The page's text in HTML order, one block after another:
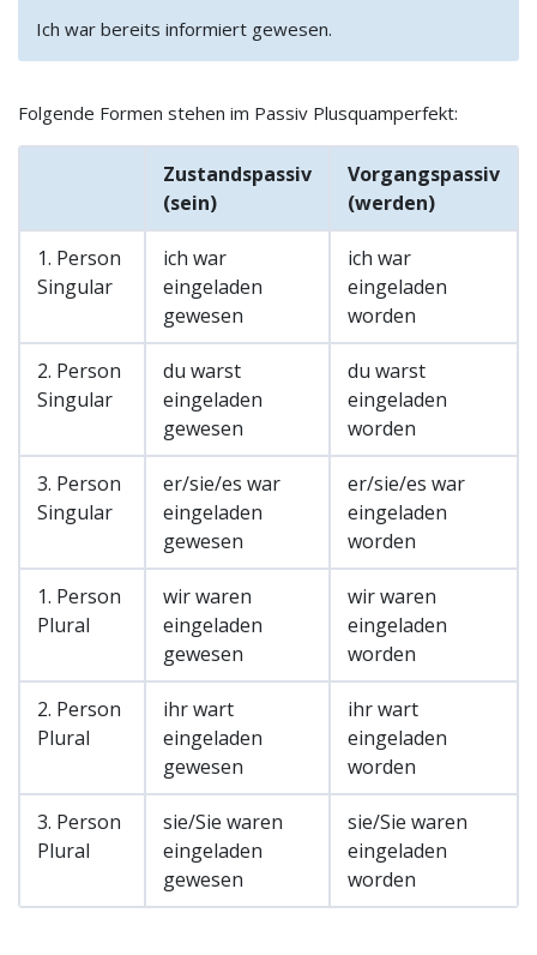
Ich war bereits informiert gewesen.
Folgende Formen stehen im Passiv Plusquamperfekt:
Zustandspassiv
(sein)
Vorgangspassiv
(werden)
1. Person
Singular
ich war
eingeladen
gewesen
ich war
eingeladen
worden
2. Person
Singular
du warst
eingeladen
gewesen
du warst
eingeladen
worden
3. Person
Singular
er/sie/es war
eingeladen
gewesen
er/sie/es war
eingeladen
worden
1. Person
Plural
wir waren
eingeladen
gewesen
wir waren
eingeladen
worden
2. Person
Plural
ihr wart
eingeladen
gewesen
ihr wart
eingeladen
worden
3. Person
Plural
sie/Sie waren
eingeladen
gewesen
sie/Sie waren
eingeladen
worden